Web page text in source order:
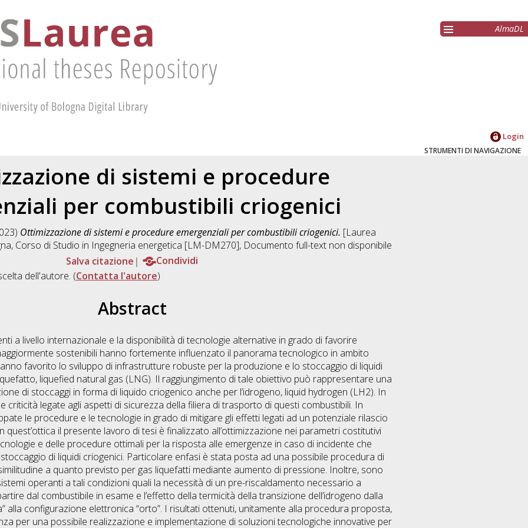
AlmaDL
Login
STRUMENTI DI NAVIGAZIONE
di sistemi e procedure
per combustibili criogenici
Ottimizzazione di sistemi e procedure emergenziali per combustibili criogenici. [Laurea
Corso di Studio in Ingegneria energetica [LM-DM270], Documento full-text non disponibile
Salva citazione
Condividi
dell'autore. (Contatta l'autore)
Abstract
a livello internazionale e la disponibilità di tecnologie alternative in grado di favorire
sostenibili hanno fortemente influenzato il panorama tecnologico in ambito
favorito lo sviluppo di infrastrutture robuste per la produzione e lo stoccaggio di liquidi
liquefied natural gas (LNG). Il raggiungimento di tale obiettivo può rappresentare una
di stoccaggi in forma di liquido criogenico anche per l’idrogeno, liquid hydrogen (LH2). In
criticità legate agli aspetti di sicurezza della filiera di trasporto di questi combustibili. In
le procedure e le tecnologie in grado di mitigare gli effetti legati ad un potenziale rilascio
quest’ottica il presente lavoro di tesi è finalizzato all’ottimizzazione nei parametri costitutivi
e delle procedure ottimali per la risposta alle emergenze in caso di incidente che
di liquidi criogenici. Particolare enfasi è stata posta ad una possibile procedura di
a quanto previsto per gas liquefatti mediante aumento di pressione. Inoltre, sono
operanti a tali condizioni quali la necessità di un pre-riscaldamento necessario a
dal combustibile in esame e l’effetto della termicità della transizione dell’idrogeno dalla
alla configurazione elettronica “orto”. I risultati ottenuti, unitamente alla procedura proposta,
per una possibile realizzazione e implementazione di soluzioni tecnologiche innovative per